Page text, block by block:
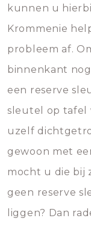
kunnen u
Krommenie
probleem af.
binnenkant
een reserve
sleutel op tafel
uzelf
gewoon met
mocht u die bij
geen reserve
liggen? Dan